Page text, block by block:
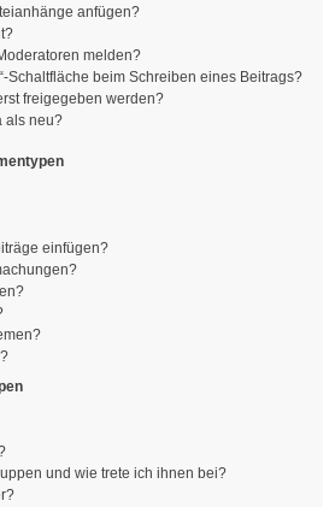
anfügen?
melden?
Schaltfläche beim Schreiben eines Beitrags?
freigegeben werden?
als neu?
einfügen?
und wie trete ich ihnen bei?